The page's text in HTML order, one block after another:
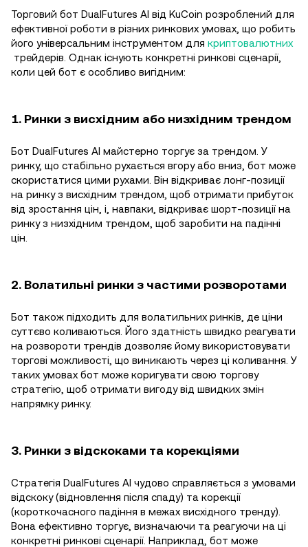
Торговий бот DualFutures AI від KuCoin розроблений для
ефективної роботи в різних ринкових умовах, що робить
його універсальним інструментом для криптовалютних
трейдерів. Однак існують конкретні ринкові сценарії,
коли цей бот є особливо вигідним:
1. Ринки з висхідним або низхідним трендом
Бот DualFutures AI майстерно торгує за трендом. У
ринку, що стабільно рухається вгору або вниз, бот може
скористатися цими рухами. Він відкриває лонг-позиції
на ринку з висхідним трендом, щоб отримати прибуток
від зростання цін, і, навпаки, відкриває шорт-позиції на
ринку з низхідним трендом, щоб заробити на падінні
цін.
2. Волатильні ринки з частими розворотами
Бот також підходить для волатильних ринків, де ціни
суттєво коливаються. Його здатність швидко реагувати
на розвороти трендів дозволяє йому використовувати
торгові можливості, що виникають через ці коливання. У
таких умовах бот може коригувати свою торгову
стратегію, щоб отримати вигоду від швидких змін
напрямку ринку.
3. Ринки з відскоками та корекціями
Стратегія DualFutures AI чудово справляється з умовами
відскоку (відновлення після спаду) та корекції
(короткочасного падіння в межах висхідного тренду).
Вона ефективно торгує, визначаючи та реагуючи на ці
конкретні ринкові сценарії. Наприклад, бот може